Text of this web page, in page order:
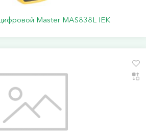
Master MAS838L IEK